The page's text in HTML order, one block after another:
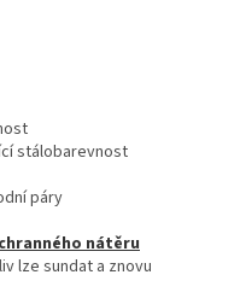
stálobarevnost
páry
nátěru
lze sundat a znovu